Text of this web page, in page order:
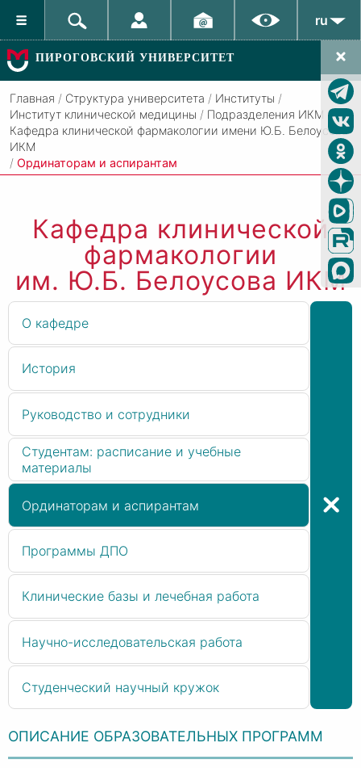
ru
ПИРОГОВСКИЙ УНИВЕРСИТЕТ
Главная / Структура университета / Институты /
Институт клинической медицины / Подразделения ИКМ /
Кафедра клинической фармакологии имени Ю.Б. Белоусова
ИКМ
/ Ординаторам и аспирантам
Кафедра клинической
фармакологии
им. Ю.Б. Белоусова ИКМ
О кафедре
История
Руководство и сотрудники
Студентам: расписание и учебные
материалы
Ординаторам и аспирантам
Программы ДПО
Клинические базы и лечебная работа
Научно-исследовательская работа
Студенческий научный кружок
ОПИСАНИЕ ОБРАЗОВАТЕЛЬНЫХ ПРОГРАММ